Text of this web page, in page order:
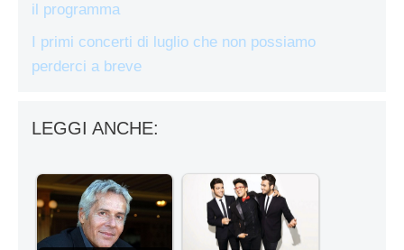
il programma
I primi concerti di luglio che non possiamo
perderci a breve
LEGGI ANCHE: